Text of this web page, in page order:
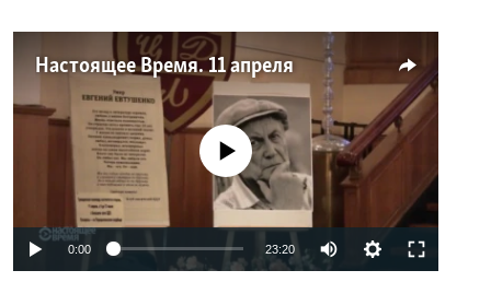
Настоящее Время. 11 апреля
No media source currently available
0:00 23:20